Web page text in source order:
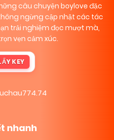
câu chuyện boylove đặc
ngừng cập nhật các tác
trải nghiệm đọc mượt mà,
vẹn cảm xúc.
KEY
nhanh